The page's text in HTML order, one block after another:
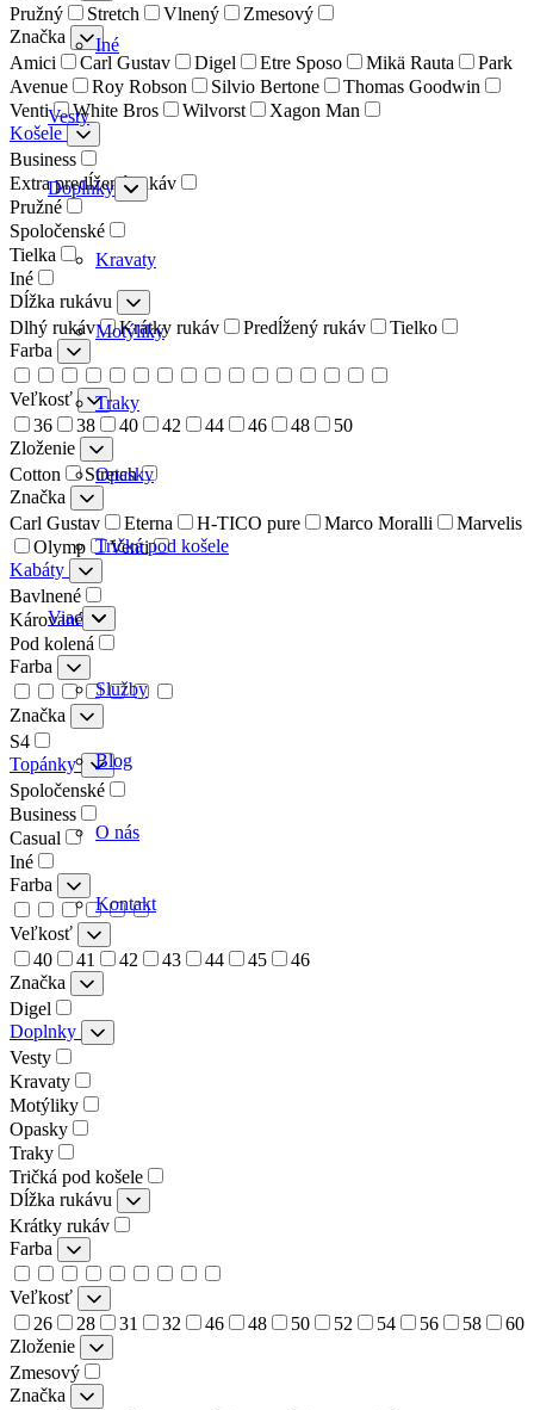
Iné
Vesty
Doplnky
Kravaty
Motýliky
Traky
Opasky
Tričká pod košele
Viac
Služby
Blog
O nás
Kontakt
Pružný
Stretch Vlnený
Zmesový
Značka
Amici
Carl Gustav Digel Etre Sposo Mikä Rauta
Park
Avenue
Roy Robson Silvio Bertone
Thomas Goodwin
Venti
White Bros Wilvorst
Xagon Man
Košele
Business
Extra predĺžený rukáv
Pružné
Spoločenské
Tielka
Iné
Dĺžka rukávu
Dlhý rukáv
Krátky rukáv Predĺžený rukáv
Tielko
Farba
Veľkosť
36
38 40 42 44 46 48
50
Zloženie
Cotton
Stretch
Značka
Carl Gustav
Eterna H-TICO pure Marco Moralli
Marvelis
Olymp
Venti
Kabáty
Bavlnené
Kárované
Pod kolená
Farba
Značka
S4
Topánky
Spoločenské
Business
Casual
Iné
Farba
Veľkosť
40
41 42 43 44 45
46
Značka
Digel
Doplnky
Vesty
Kravaty
Motýliky
Opasky
Traky
Tričká pod košele
Dĺžka rukávu
Krátky rukáv
Farba
Veľkosť
26
28 31 32 46 48 50 52 54 56 58
60
Zloženie
Zmesový
Značka